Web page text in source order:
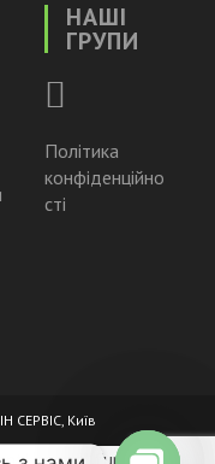
НАШІ
ГРУПИ
Політика
конфіденційно
сті
СЕРВІС, Київ